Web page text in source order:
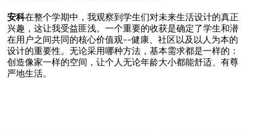
安科在整个学期中，我观察到学生们对未来生活设计的真正
兴趣，这让我受益匪浅。一个重要的收获是确定了学生和潜
在用户之间共同的核心价值观--健康、社区以及以人为本的
设计的重要性。无论采用哪种方法，基本需求都是一样的：
创造像家一样的空间，让个人无论年龄大小都能舒适、有尊
严地生活。